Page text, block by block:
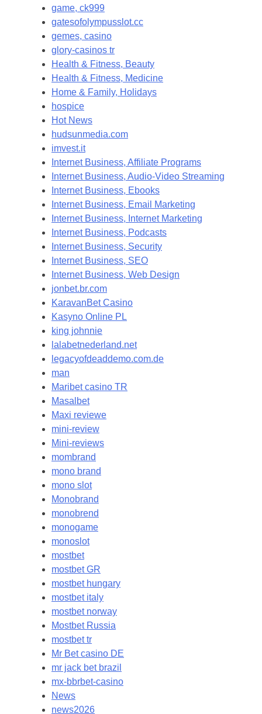
game, ck999
gatesofolympusslot.cc
gemes, casino
glory-casinos tr
Health & Fitness, Beauty
Health & Fitness, Medicine
Home & Family, Holidays
hospice
Hot News
hudsunmedia.com
imvest.it
Internet Business, Affiliate Programs
Internet Business, Audio-Video Streaming
Internet Business, Ebooks
Internet Business, Email Marketing
Internet Business, Internet Marketing
Internet Business, Podcasts
Internet Business, Security
Internet Business, SEO
Internet Business, Web Design
jonbet.br.com
KaravanBet Casino
Kasyno Online PL
king johnnie
lalabetnederland.net
legacyofdeaddemo.com.de
man
Maribet casino TR
Masalbet
Maxi reviewe
mini-review
Mini-reviews
mombrand
mono brand
mono slot
Monobrand
monobrend
monogame
monoslot
mostbet
mostbet GR
mostbet hungary
mostbet italy
mostbet norway
Mostbet Russia
mostbet tr
Mr Bet casino DE
mr jack bet brazil
mx-bbrbet-casino
News
news2026